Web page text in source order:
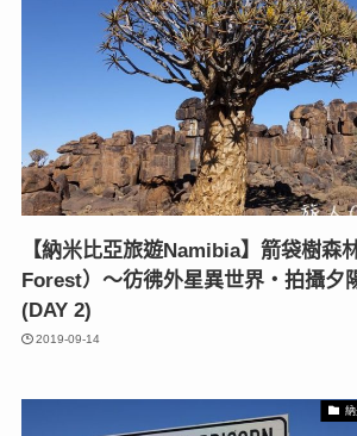
【納米比亞旅遊Namibia】箭袋樹森
Forest）～彷彿外星異世界‧拍攝夕
(DAY 2)
2019-09-14